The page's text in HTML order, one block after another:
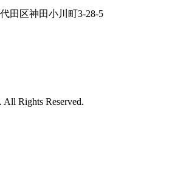
田区神田小川町3-28-5
Rights Reserved.